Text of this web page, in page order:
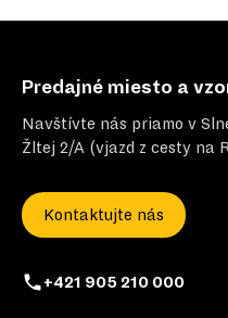
Predajné miesto a
Navštívte nás priamo v
Žltej 2/A (vjazd z cesty na
Kontaktujte nás
+421 905 210 000